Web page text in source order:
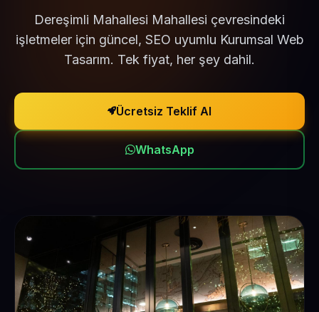
Dereşimli Mahallesi Mahallesi çevresindeki
işletmeler için güncel, SEO uyumlu Kurumsal Web
Tasarım. Tek fiyat, her şey dahil.
Ücretsiz Teklif Al
WhatsApp